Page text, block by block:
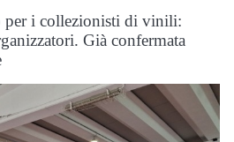
per i collezionisti di vinili:
Già confermata